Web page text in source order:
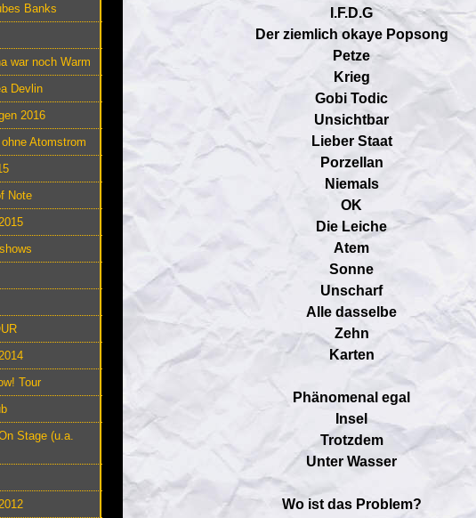
Banks
war noch Warm
Devlin
2016
Atomstrom
Note
Tour
Stage (u.a.
I.F.D.G
Der ziemlich okaye Popsong
Petze
Krieg
Gobi Todic
Unsichtbar
Lieber Staat
Porzellan
Niemals
OK
Die Leiche
Atem
Sonne
Unscharf
Alle dasselbe
Zehn
Karten
Phänomenal egal
Insel
Trotzdem
Unter Wasser
Wo ist das Problem?